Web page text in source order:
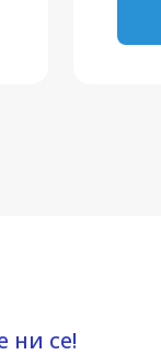
ни се!